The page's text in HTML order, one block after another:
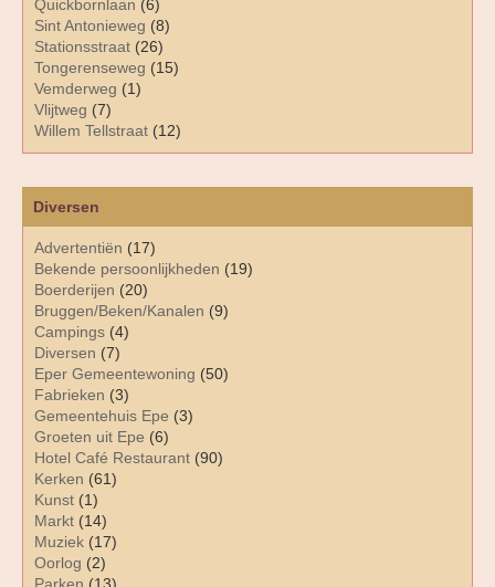
Diversen
Advertentiën (17)
Bekende persoonlijkheden (19)
Boerderijen (20)
Bruggen/Beken/Kanalen (9)
Campings (4)
Diversen (7)
Eper Gemeentewoning (50)
Fabrieken (3)
Gemeentehuis Epe (3)
Groeten uit Epe (6)
Hotel Café Restaurant (90)
Kerken (61)
Kunst (1)
Markt (14)
Muziek (17)
Oorlog (2)
Quickbornlaan (6)
Sint Antonieweg (8)
Stationsstraat (26)
Tongerenseweg (15)
Vemderweg (1)
Vlijtweg (7)
Willem Tellstraat (12)